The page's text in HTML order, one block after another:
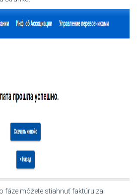
fáze môžete stiahnuť faktúru za